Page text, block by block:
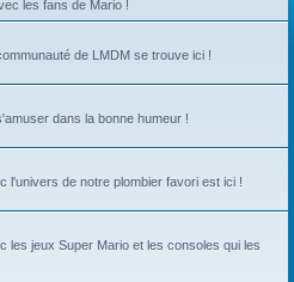
les fans de Mario !
de LMDM se trouve ici !
dans la bonne humeur !
l'univers de notre plombier favori est ici !
les jeux Super Mario et les consoles qui les